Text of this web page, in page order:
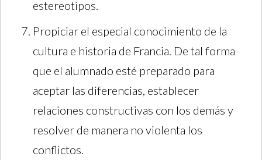
estereotipos.
Propiciar el especial conocimiento de la
cultura e historia de Francia. De tal forma
que el alumnado esté preparado para
aceptar las diferencias, establecer
relaciones constructivas con los demás y
resolver de manera no violenta los
conflictos.